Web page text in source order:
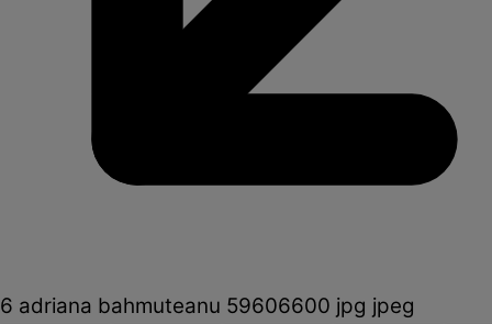
6 adriana bahmuteanu 59606600 jpg jpeg